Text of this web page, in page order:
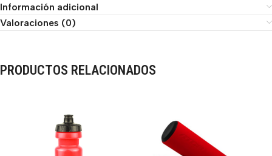
Información adicional
Valoraciones (0)
PRODUCTOS RELACIONADOS